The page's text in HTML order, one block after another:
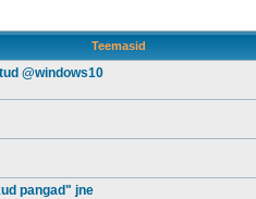
Teemasid
@windows10
pangad" jne